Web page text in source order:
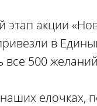
акции
в
все 500
елочках,